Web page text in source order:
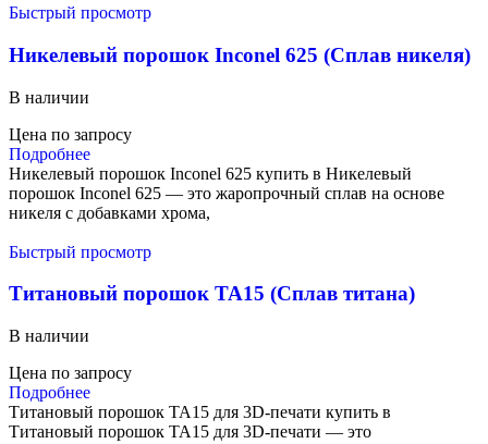
Быстрый просмотр
Никелевый порошок Inconel 625 (Сплав никеля)
В наличии
Цена по запросу
Подробнее
Никелевый порошок Inconel 625 купить в Никелевый
порошок Inconel 625 — это жаропрочный сплав на основе
никеля с добавками хрома,
Быстрый просмотр
Титановый порошок TA15 (Сплав титана)
В наличии
Цена по запросу
Подробнее
Титановый порошок TA15 для 3D-печати купить в
Титановый порошок TA15 для 3D-печати — это